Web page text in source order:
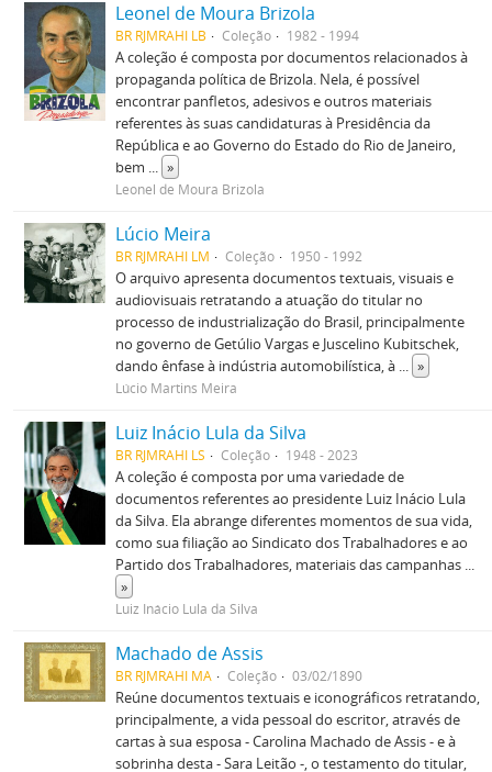
Leonel de Moura Brizola
BR RJMRAHI LB Coleção 1982 - 1994
A coleção é composta por documentos relacionados à
propaganda política de Brizola. Nela, é possível
encontrar panfletos, adesivos e outros materiais
referentes às suas candidaturas à Presidência da
República e ao Governo do Estado do Rio de Janeiro,
bem ... »
Leonel de Moura Brizola
Lúcio Meira
BR RJMRAHI LM Coleção 1950 - 1992
O arquivo apresenta documentos textuais, visuais e
audiovisuais retratando a atuação do titular no
processo de industrialização do Brasil, principalmente
no governo de Getúlio Vargas e Juscelino Kubitschek,
dando ênfase à indústria automobilística, à ... »
Lúcio Martins Meira
Luiz Inácio Lula da Silva
BR RJMRAHI LS Coleção 1948 - 2023
A coleção é composta por uma variedade de
documentos referentes ao presidente Luiz Inácio Lula
da Silva. Ela abrange diferentes momentos de sua vida,
como sua filiação ao Sindicato dos Trabalhadores e ao
Partido dos Trabalhadores, materiais das campanhas ...
»
Luiz Inácio Lula da Silva
Machado de Assis
BR RJMRAHI MA Coleção 03/02/1890
Reúne documentos textuais e iconográficos retratando,
principalmente, a vida pessoal do escritor, através de
cartas à sua esposa - Carolina Machado de Assis - e à
sobrinha desta - Sara Leitão -, o testamento do titular,